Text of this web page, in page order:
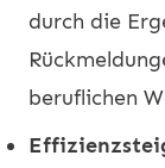
durch die
beruflichen